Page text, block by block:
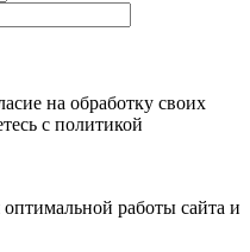
на обработку своих
с политикой
работы сайта и